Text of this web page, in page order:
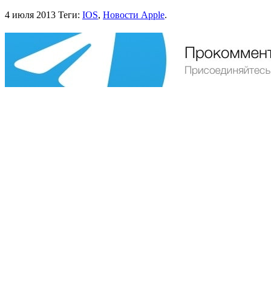
4 июля 2013 Теги: IOS, Новости Apple.